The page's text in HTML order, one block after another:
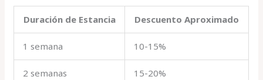
Duración de Estancia Descuento Aproximado
1 semana 10-15%
2 semanas 15-20%